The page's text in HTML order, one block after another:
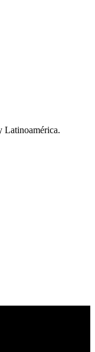
Latinoamérica.